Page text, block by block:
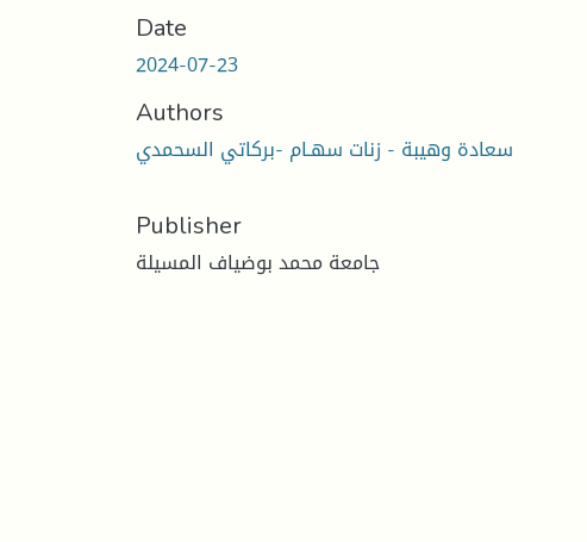
Date
2024-07-23
Authors
سعادة وهيبة - زنات سهـام -بركاتي السحمدي
Publisher
جامعة محمد بوضياف المسيلة